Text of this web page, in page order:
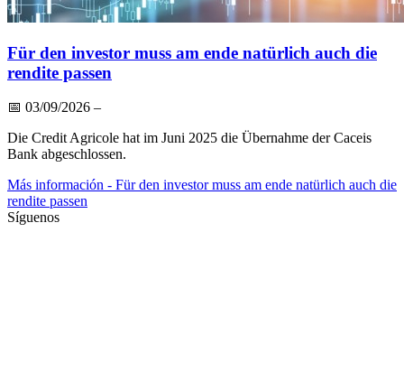
Für den investor muss am ende natürlich auch die
rendite passen
📅 03/09/2026 –
Die Credit Agricole hat im Juni 2025 die Übernahme der Caceis
Bank abgeschlossen.
Más información - Für den investor muss am ende natürlich auch die
rendite passen
Síguenos